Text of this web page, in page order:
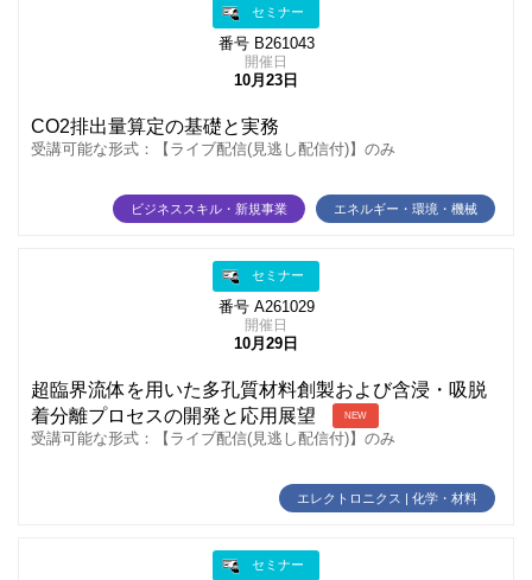
セミナー
番号 B261043
開催日
10月23日
CO2排出量算定の基礎と実務
受講可能な形式：【ライブ配信(見逃し配信付)】のみ
ビジネススキル・新規事業 エネルギー・環境・機械
セミナー
番号 A261029
開催日
10月29日
超臨界流体を用いた多孔質材料創製および含浸・吸脱
着分離プロセスの開発と応用展望
NEW
受講可能な形式：【ライブ配信(見逃し配信付)】のみ
エレクトロニクス | 化学・材料
セミナー